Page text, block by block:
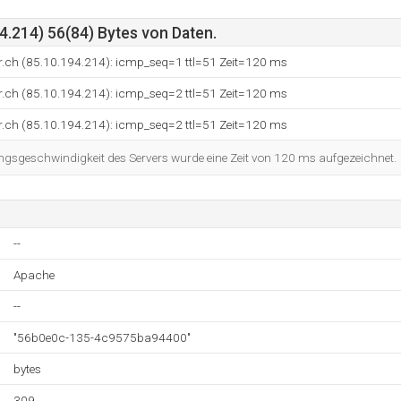
56(84) Bytes von Daten.
(85.10.194.214): icmp_seq=1 ttl=51 Zeit=120 ms
(85.10.194.214): icmp_seq=2 ttl=51 Zeit=120 ms
(85.10.194.214): icmp_seq=2 ttl=51 Zeit=120 ms
des Servers wurde eine Zeit von 120 ms aufgezeichnet.
--
Apache
--
"56b0e0c-135-4c9575ba94400"
bytes